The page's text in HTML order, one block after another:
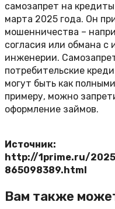
самозапрет на
марта 2025 года. Он
мошенничества –
согласия или обмана с
инженерии.
потребительские
могут быть как
примеру, можно
оформление займов.
Источник:
http://1prime.ru/
865098389.html
Вам также